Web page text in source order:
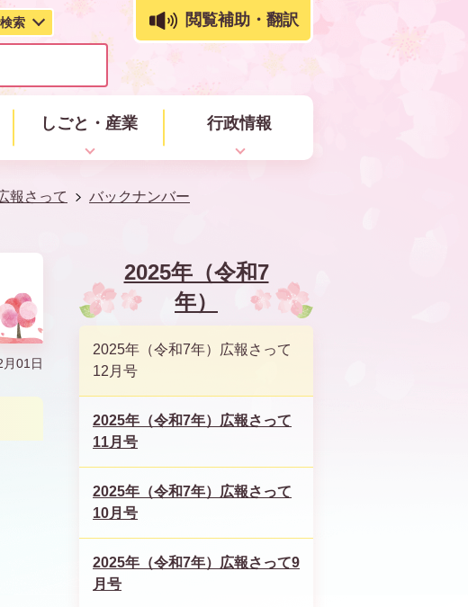
索 閲覧補助・翻訳
しごと・産業 行政情報
報さって
バックナンバー
01日
2025年（令和7
年）
2025年（令和7年）広報さって
12月号
2025年（令和7年）広報さって
11月号
2025年（令和7年）広報さって
10月号
2025年（令和7年）広報さって9
月号